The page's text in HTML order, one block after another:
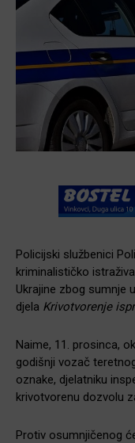
Policijski službenici
kriminalističko
Ukrajine zbog sumnje
djela Krivotvorenje
Naime, 11. prosinca,
godišnji vozač
oznake, djelatniku
krivotvorenu dozvolu
Protiv osumnjičenog